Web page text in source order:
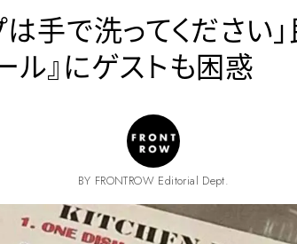
は手で洗ってください
ル』にゲストも困惑
BY FRONTROW Editorial Dept.